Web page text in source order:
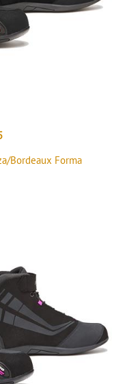
Bordeaux Forma